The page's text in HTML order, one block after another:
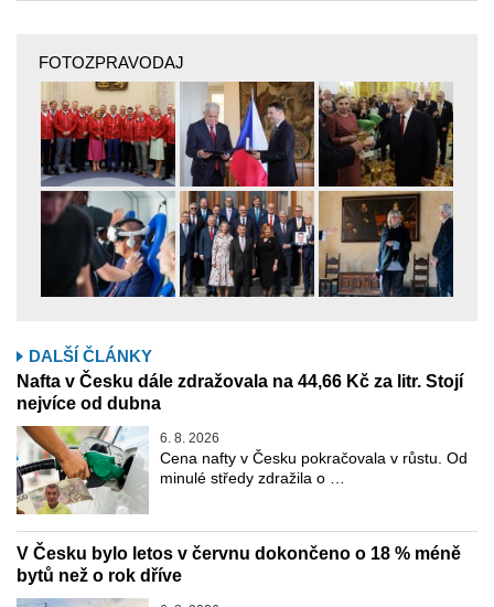
FOTOZPRAVODAJ
DALŠÍ ČLÁNKY
Nafta v Česku dále zdražovala na 44,66 Kč za litr. Stojí
nejvíce od dubna
6. 8. 2026
Cena nafty v Česku pokračovala v růstu. Od
minulé středy zdražila o …
V Česku bylo letos v červnu dokončeno o 18 % méně
bytů než o rok dříve